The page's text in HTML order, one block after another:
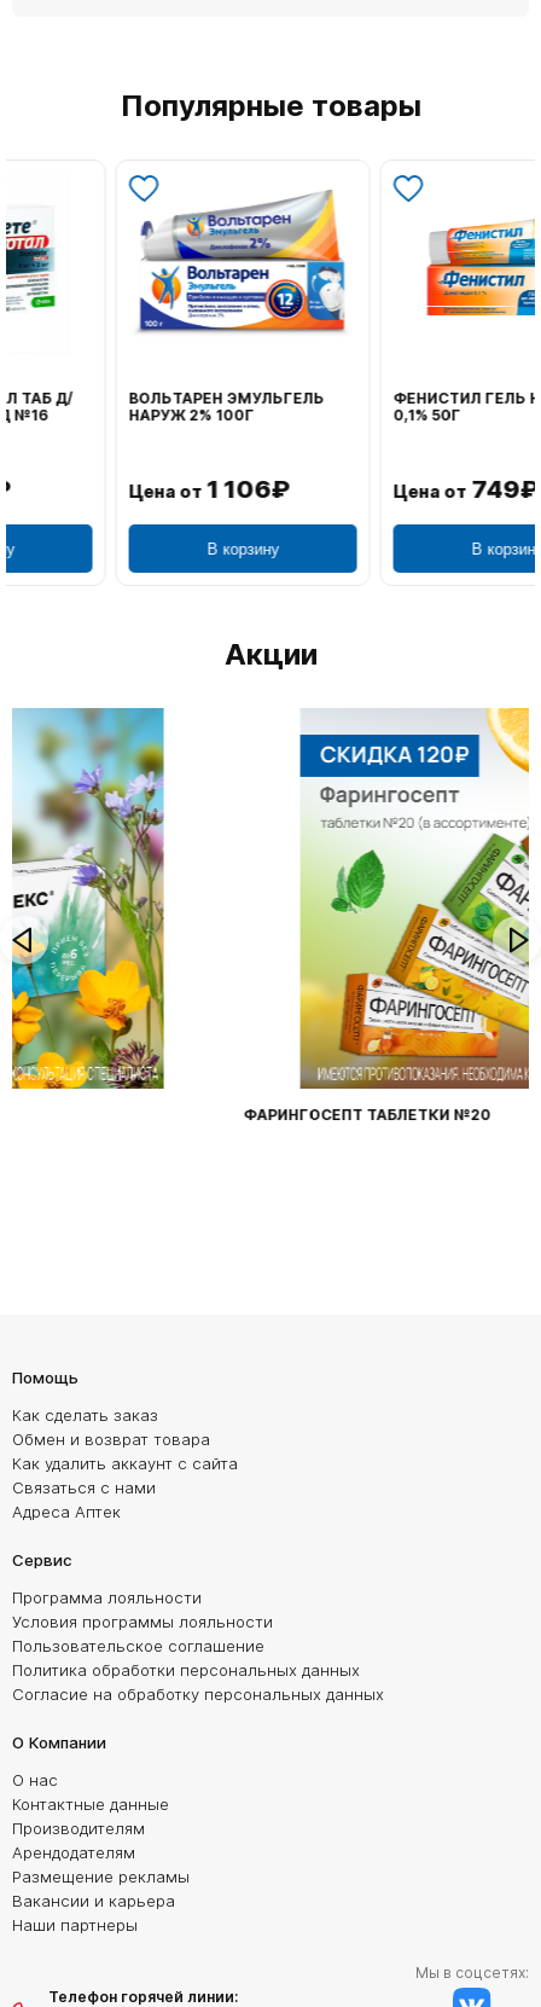
Популярные товары
ВОЛЬТАРЕН ЭМУЛЬГЕЛЬ
НАРУЖ 2% 100Г
1 106₽
ФЕНИСТИЛ ГЕЛЬ НАРУЖ
Цена от 749₽
Акции
ФАРИНГОСЕПТ ТАБЛЕТКИ №20
Помощь
Как сделать заказ
Обмен и возврат товара
Как удалить аккаунт с сайта
Связаться с нами
Адреса Аптек
Сервис
Программа лояльности
Условия программы лояльности
Пользовательское соглашение
Политика обработки персональных данных
Согласие на обработку персональных данных
О Компании
О нас
Контактные данные
Производителям
Арендодателям
Размещение рекламы
Вакансии и карьера
Наши партнеры
Телефон горячей линии:
Мы в соцсетях: